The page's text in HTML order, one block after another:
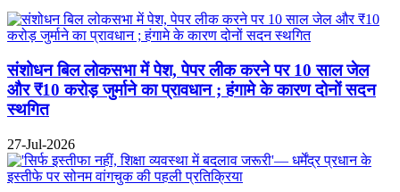
संशोधन बिल लोकसभा में पेश, पेपर लीक करने पर 10 साल जेल
और ₹10 करोड़ जुर्माने का प्रावधान ; हंगामे के कारण दोनों सदन
स्थगित
27-Jul-2026